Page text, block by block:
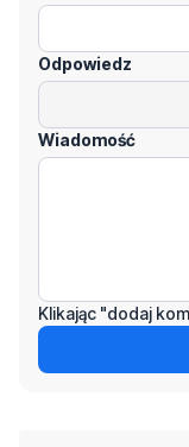
Odpowiedz
Wiadomość
Klikając "dodaj